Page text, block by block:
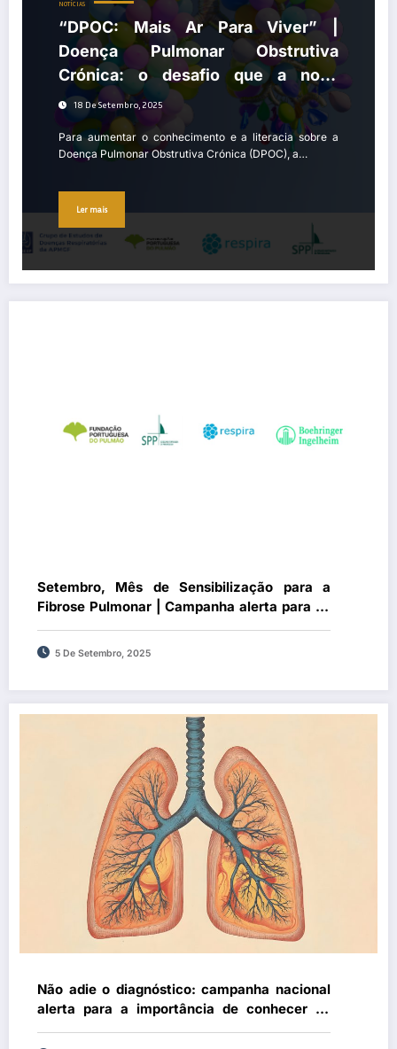
NOTÍCIAS
“DPOC: Mais Ar Para Viver” |
Doença Pulmonar Obstrutiva
Crónica: o desafio que a nova
campanha quer ajudar a combater
18 De Setembro, 2025
Para aumentar o conhecimento e a literacia sobre a
Doença Pulmonar Obstrutiva Crónica (DPOC), a…
Ler mais
Setembro, Mês de Sensibilização para a
Fibrose Pulmonar | Campanha alerta para os
sintomas da fibrose pulmonar, que podem
estar “à vista de todos”
5 De Setembro, 2025
Não adie o diagnóstico: campanha nacional
alerta para a importância de conhecer os
sintomas da fibrose pulmonar